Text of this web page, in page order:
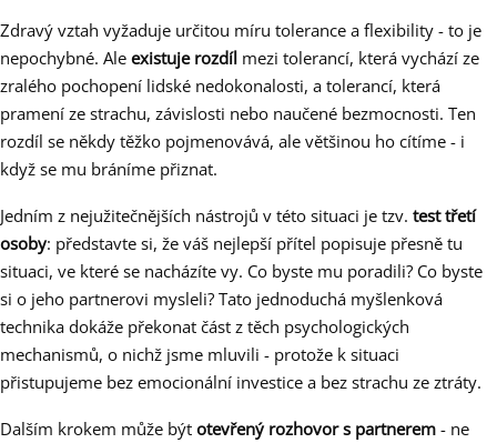
Zdravý vztah vyžaduje určitou míru tolerance a flexibility - to je
nepochybné. Ale existuje rozdíl mezi tolerancí, která vychází ze
zralého pochopení lidské nedokonalosti, a tolerancí, která
pramení ze strachu, závislosti nebo naučené bezmocnosti. Ten
rozdíl se někdy těžko pojmenovává, ale většinou ho cítíme - i
když se mu bráníme přiznat.
Jedním z nejužitečnějších nástrojů v této situaci je tzv. test třetí
osoby: představte si, že váš nejlepší přítel popisuje přesně tu
situaci, ve které se nacházíte vy. Co byste mu poradili? Co byste
si o jeho partnerovi mysleli? Tato jednoduchá myšlenková
technika dokáže překonat část z těch psychologických
mechanismů, o nichž jsme mluvili - protože k situaci
přistupujeme bez emocionální investice a bez strachu ze ztráty.
Dalším krokem může být otevřený rozhovor s partnerem - ne